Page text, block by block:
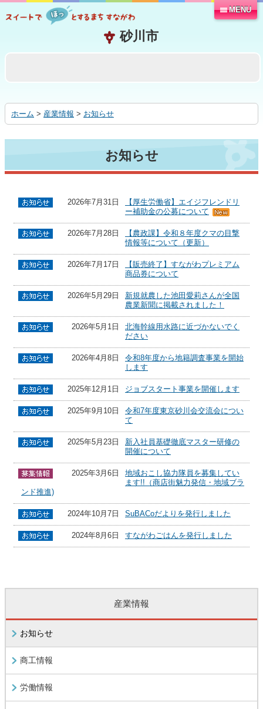
る
MENU
ホーム > 産業情報 > お知らせ
お知らせ
2026年7月31日
【厚生労働省】エイジフレンドリ
ー補助金の公募について
2026年7月28日
【農政課】令和８年度クマの目撃
情報等について（更新）
2026年7月17日
【販売終了】すながわプレミアム
商品券について
2026年5月29日
新規就農した池田愛莉さんが全国
農業新聞に掲載されました！
2026年5月1日
北海幹線用水路に近づかないでく
ださい
2026年4月8日
令和8年度から地籍調査事業を開始
します
2025年12月1日 ジョブスタート事業を開催します
2025年9月10日
令和7年度東京砂川会交流会につい
て
2025年5月23日
新入社員基礎徹底マスター研修の
開催について
2025年3月6日
地域おこし協力隊員を募集してい
ます!!（商店街魅力発信・地域ブラ
ンド推進)
2024年10月7日 SuBACoだよりを発行しました
2024年8月6日 すながわごはんを発行しました
産業情報
お知らせ
商工情報
労働情報